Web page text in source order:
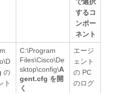
するコ
ンポー
ネント
の
ト
C:\Program
Files\Cisco\De
sktop\config\A
gent.cfg を開
く
エージ
ェント
の PC
のログ